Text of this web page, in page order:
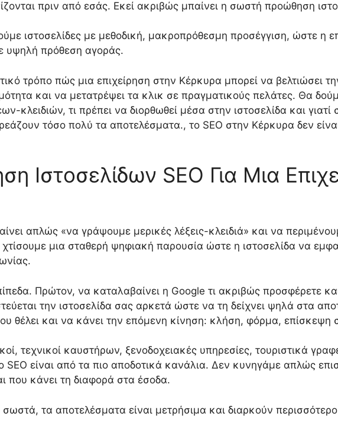
πριν από εσάς. Εκεί ακριβώς μπαίνει η σωστή προώθηση
ιστοσελίδες με μεθοδική, μακροπρόθεσμη προσέγγιση, ώστε η
υψηλή πρόθεση αγοράς.
τρόπο πώς μια επιχείρηση στην Κέρκυρα μπορεί να βελτιώσει
και να μετατρέψει τα κλικ σε πραγματικούς πελάτες. Θα
κλειδιών, τι πρέπει να διορθωθεί μέσα στην ιστοσελίδα και γιατί
τόσο πολύ τα αποτελέσματα., το SEO στην Κέρκυρα δεν
Ιστοσελίδων SEO Για Μια
απλώς «να γράψουμε μερικές λέξεις-κλειδιά» και να
μια σταθερή ψηφιακή παρουσία ώστε η ιστοσελίδα να
Πρώτον, να καταλαβαίνει η Google τι ακριβώς προσφέρετε
την ιστοσελίδα σας αρκετά ώστε να τη δείχνει ψηλά στα
θέλει και να κάνει την επόμενη κίνηση: κλήση, φόρμα,
τεχνικοί καυστήρων, ξενοδοχειακές υπηρεσίες, τουριστικά
είναι από τα πιο αποδοτικά κανάλια. Δεν κυνηγάμε απλώς
που κάνει τη διαφορά στα έσοδα.
σωστά, τα αποτελέσματα είναι μετρήσιμα και διαρκούν